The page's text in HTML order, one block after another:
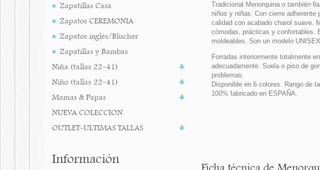
Zapatillas Casa
Zapatos CEREMONIA
Zapatos inglés/Blucher
Zapatillas y Bambas
Niña (tallas 22-41)
Niño (tallas 22-41)
Mamas & Papas
NUEVA COLECCION
OUTLET-ULTIMAS TALLAS
Información
Tradicional Menorquina o también
niños y niñas. Con cierre adherente
calidad con acabado charol suave.
cómodas, prácticas y confortables.
moldeables. Son un modelo
Forradas interiormente totalmente
adecuadamente. Suela o piso de
problemas.
Disponible en 6 colores. Rango de
100% fabricado en ESPAÑA.
Ficha técnica de